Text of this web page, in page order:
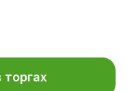
торгах